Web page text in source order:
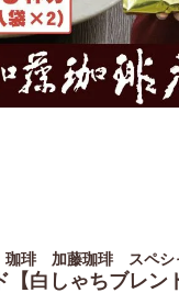
琲 加藤珈琲 スペシ
【白しゃちブレン